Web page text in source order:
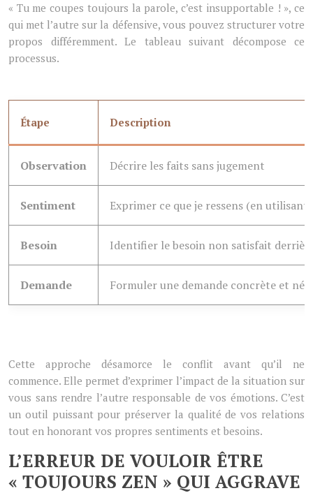
« Tu me coupes toujours la parole, c’est insupportable ! », ce
qui met l’autre sur la défensive, vous pouvez structurer votre
propos différemment. Le tableau suivant décompose ce
processus.
Étape Description
Observation Décrire les faits sans jugement
Sentiment Exprimer ce que je ressens (en utilisant
Besoin Identifier le besoin non satisfait
Demande Formuler une demande concrète et
Cette approche désamorce le conflit avant qu’il ne
commence. Elle permet d’exprimer l’impact de la situation sur
vous sans rendre l’autre responsable de vos émotions. C’est
un outil puissant pour préserver la qualité de vos relations
tout en honorant vos propres sentiments et besoins.
L’ERREUR DE VOULOIR ÊTRE
« TOUJOURS ZEN » QUI AGGRAVE